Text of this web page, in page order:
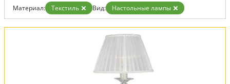
Материал: Текстиль Вид: Настольные лампы